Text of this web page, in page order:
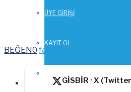
ÜYE GİRİŞİ
KAYIT OL
BEĞEN0 facebook
GİSBİR · X